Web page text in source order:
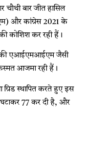
चौथी बार जीत हासिल
और कांग्रेस 2021 के
कोशिश कर रही हैं।
की एआईएमआईएम जैसी
आजमा रही हैं।
स्थापित करते हुए इस
घटाकर 77 कर दी है, और